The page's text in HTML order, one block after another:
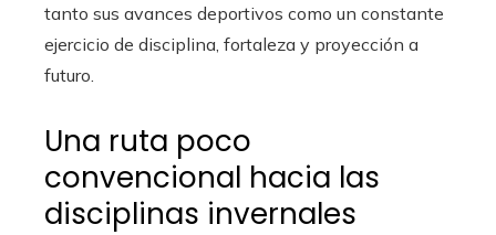
tanto sus avances deportivos como un constante
ejercicio de disciplina, fortaleza y proyección a
futuro.
Una ruta poco
convencional hacia las
disciplinas invernales